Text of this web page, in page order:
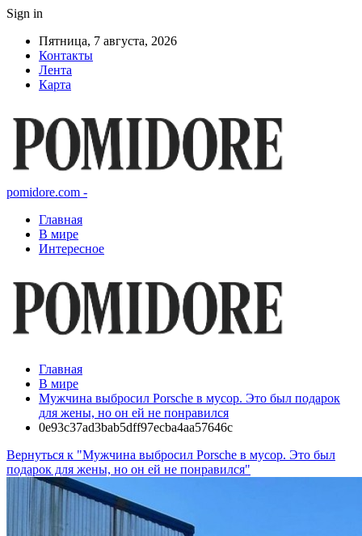
Sign in
Пятница, 7 августа, 2026
Контакты
Лента
Карта
pomidore.com -
Главная
В мире
Интересное
Главная
В мире
Мужчина выбросил Porsche в мусор. Это был подарок
для жены, но он ей не понравился
0e93c37ad3bab5dff97ecba4aa57646c
Вернуться к "Мужчина выбросил Porsche в мусор. Это был
подарок для жены, но он ей не понравился"